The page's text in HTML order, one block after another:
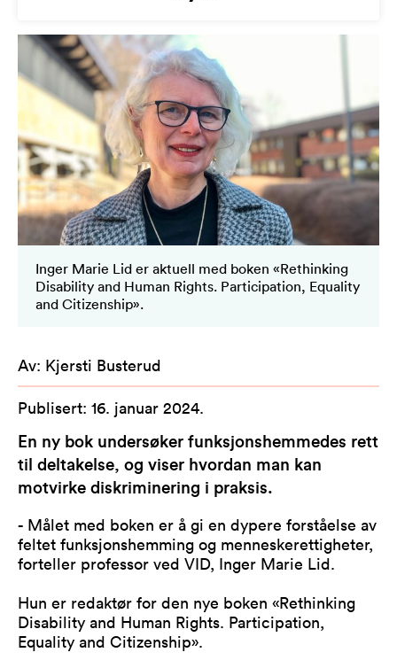
Inger Marie Lid er aktuell med boken «Rethinking
Disability and Human Rights. Participation, Equality
and Citizenship».
Av: Kjersti Busterud
Publisert: 16. januar 2024.
En ny bok undersøker funksjonshemmedes rett
til deltakelse, og viser hvordan man kan
motvirke diskriminering i praksis.
- Målet med boken er å gi en dypere forståelse av
feltet funksjonshemming og menneskerettigheter,
forteller professor ved VID, Inger Marie Lid.
Hun er redaktør for den nye boken «Rethinking
Disability and Human Rights. Participation,
Equality and Citizenship».